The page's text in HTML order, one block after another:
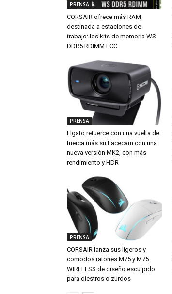
PRENSA
CORSAIR ofrece más RAM
destinada a estaciones de
trabajo: los kits de memoria WS
DDR5 RDIMM ECC
PRENSA
Elgato retuerce con una vuelta de
tuerca más su Facecam con una
nueva versión MK2, con más
rendimiento y HDR
PRENSA
CORSAIR lanza sus ligeros y
cómodos ratones M75 y M75
WIRELESS de diseño esculpido
para diestros o zurdos